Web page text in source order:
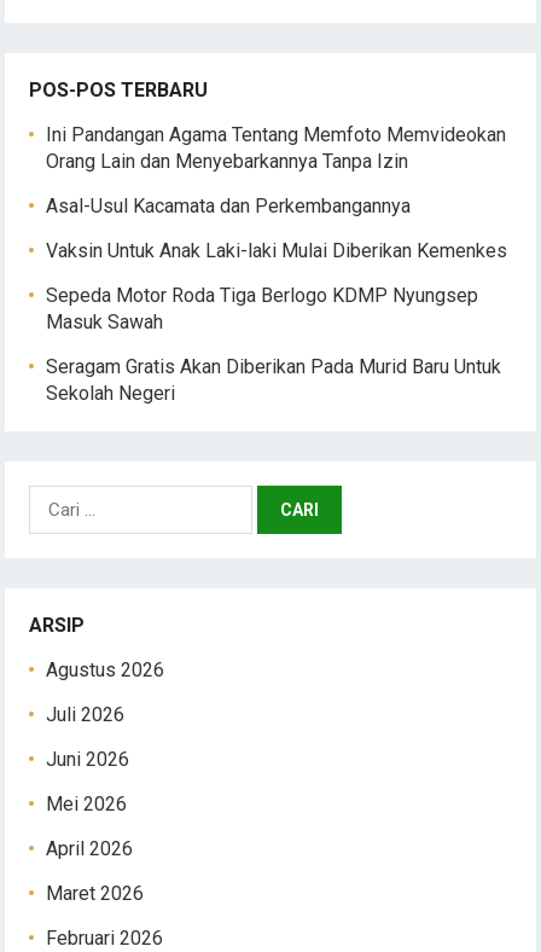
POS-POS TERBARU
Ini Pandangan Agama Tentang Memfoto Memvideokan
Orang Lain dan Menyebarkannya Tanpa Izin
Asal-Usul Kacamata dan Perkembangannya
Vaksin Untuk Anak Laki-laki Mulai Diberikan Kemenkes
Sepeda Motor Roda Tiga Berlogo KDMP Nyungsep
Masuk Sawah
Seragam Gratis Akan Diberikan Pada Murid Baru Untuk
Sekolah Negeri
Cari
untuk:
ARSIP
Agustus 2026
Juli 2026
Juni 2026
Mei 2026
April 2026
Maret 2026
Februari 2026